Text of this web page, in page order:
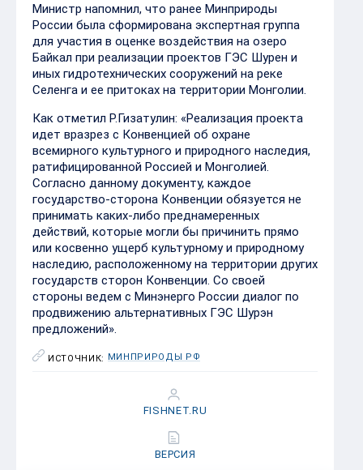
Министр напомнил, что ранее Минприроды
России была сформирована экспертная группа
для участия в оценке воздействия на озеро
Байкал при реализации проектов ГЭС Шурен и
иных гидротехнических сооружений на реке
Селенга и ее притоках на территории Монголии.
Как отметил Р.Гизатулин: «Реализация проекта
идет вразрез с Конвенцией об охране
всемирного культурного и природного наследия,
ратифицированной Россией и Монголией.
Согласно данному документу, каждое
государство-сторона Конвенции обязуется не
принимать каких-либо преднамеренных
действий, которые могли бы причинить прямо
или косвенно ущерб культурному и природному
наследию, расположенному на территории других
государств сторон Конвенции. Со своей
стороны ведем с Минэнерго России диалог по
продвижению альтернативных ГЭС Шурэн
предложений».
ИСТОЧНИК: МИНПРИРОДЫ РФ
FISHNET.RU
ВЕРСИЯ